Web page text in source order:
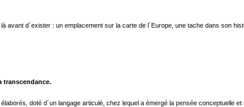
avant d´exister : un emplacement sur la carte de l´Europe, une tache dans son
transcendance.
doté d´un langage articulé, chez lequel a émergé la pensée conceptuelle